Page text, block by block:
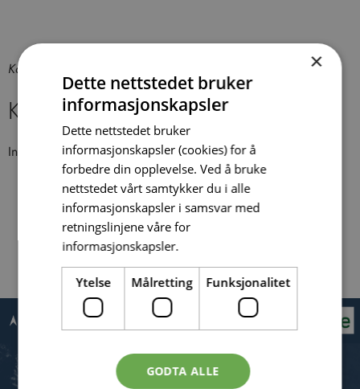
Kart utilgjengelig
Kommende arrangementer
Ingen arrangementer på dette stedet
Tilbake
×
Dette nettstedet bruker
informasjonskapsler
Dette nettstedet bruker
informasjonskapsler (cookies) for å
forbedre din opplevelse. Ved å bruke
nettstedet vårt samtykker du i alle
informasjonskapsler i samsvar med
retningslinjene våre for
informasjonskapsler.
Ytelse Målretting Funksjonalitet
GODTA ALLE